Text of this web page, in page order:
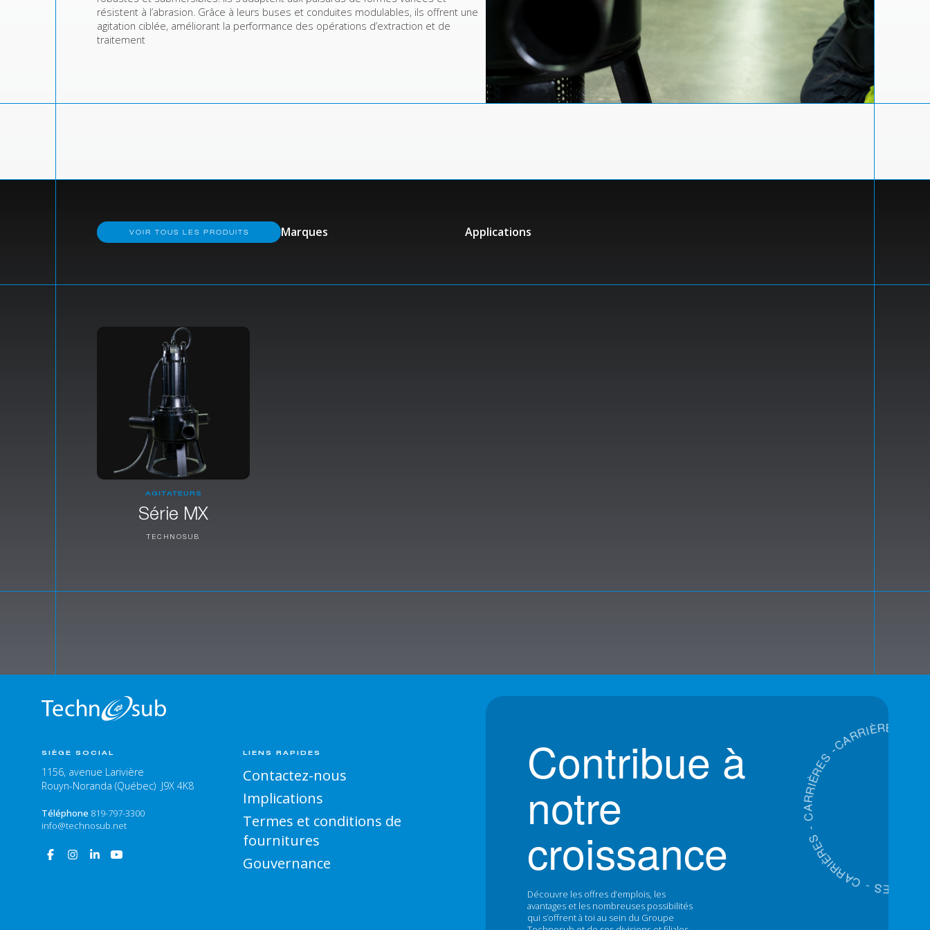
résistent à l’abrasion. Grâce à leurs buses et conduites modulables, ils offrent une
agitation ciblée, améliorant la performance des opérations d’extraction et de
traitement
VOIR TOUS LES PRODUITS Marques Applications
AGITATEURS
Série MX
TECHNOSUB
SIÈGE SOCIAL
1156, avenue Larivière
Rouyn-Noranda (Québec) J9X 4K8
Téléphone 819-797-3300
info@technosub.net
LIENS RAPIDES
Contactez-nous
Implications
Termes et conditions de
fournitures
Gouvernance
Contribue à
notre
croissance
Découvre les offres d’emplois, les
avantages et les nombreuses possibilités
qui s’offrent à toi au sein du Groupe
CARRIÈ
È
R
E
S
-
C
A
R
R
I
È
R
E
S
-
C
A
R
R
I
È
RE
S-